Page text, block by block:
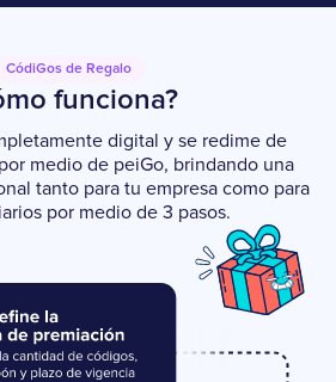
CódiGos de Regalo
funciona?
digital y se redime de
medio de peiGo, brindando una
tanto para tu empresa como para
por medio de 3 pasos.